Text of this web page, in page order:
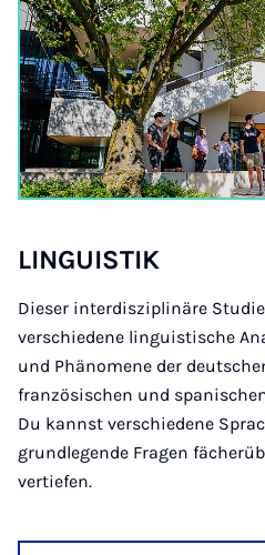
LIN­GUISTIK
Dieser interdisziplinäre
verschiedene linguistische
und Phänomene der
französischen und
Du kannst verschiedene
grundlegende Fragen
vertiefen.